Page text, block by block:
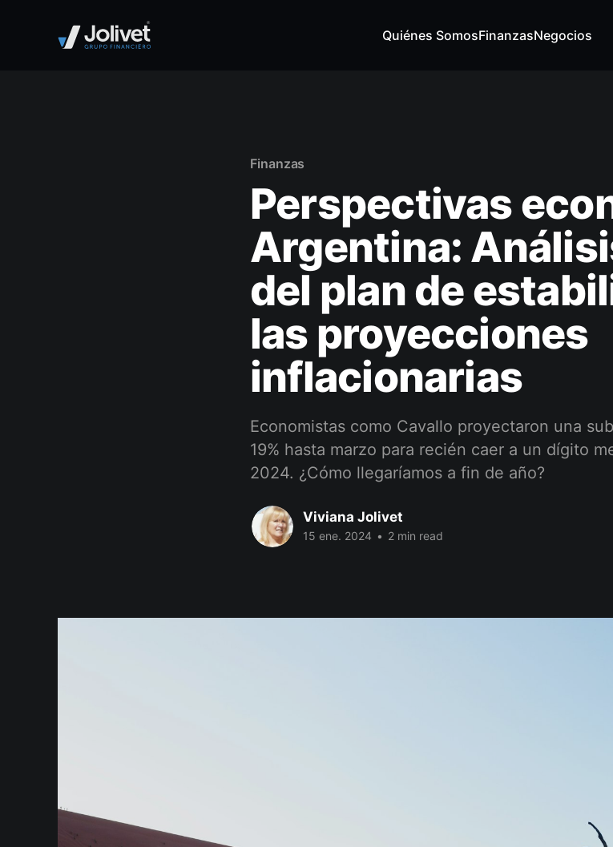
Quiénes SomosFinanzasNegocios
Finanzas
Perspectivas
Argentina:
del plan de
las proyecciones
inflacionarias
Economistas como Cavallo proyectaron una
19% hasta marzo para recién caer a un dígito
2024. ¿Cómo llegaríamos a fin de año?
Viviana Jolivet
15 ene. 2024 • 2 min read